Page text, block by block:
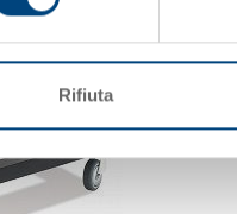
Rifiuta